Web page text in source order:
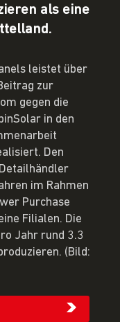
als eine
leistet über
zur
gegen die
in den
Den
im Rahmen
Purchase
Filialen. Die
Jahr rund 3.3
(Bild: